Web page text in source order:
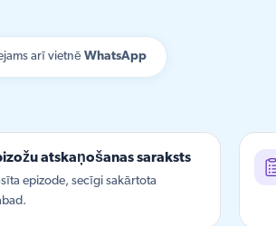
arī vietnē WhatsApp
atskaņošanas saraksts
epizode, secīgi sakārtota